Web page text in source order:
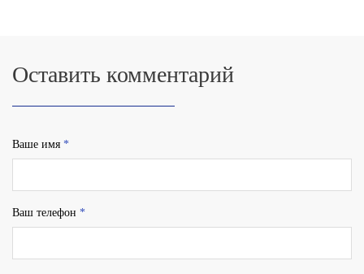
Оставить комментарий
Ваше имя *
Ваш телефон *